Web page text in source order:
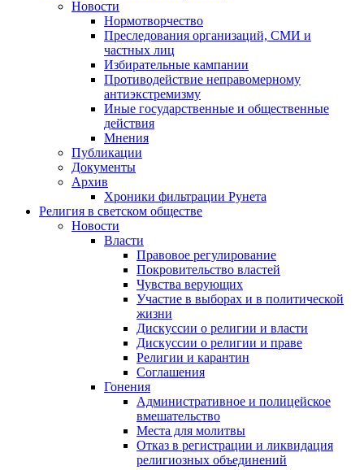
Новости
Нормотворчество
Преследования организаций, СМИ и
частных лиц
Избирательные кампании
Противодействие неправомерному
антиэкстремизму
Иные государственные и общественные
действия
Мнения
Публикации
Документы
Архив
Хроники фильтрации Рунета
Религия в светском обществе
Новости
Власти
Правовое регулирование
Покровительство властей
Чувства верующих
Участие в выборах и в политической
жизни
Дискуссии о религии и власти
Дискуссии о религии и праве
Религии и карантин
Соглашения
Гонения
Административное и полицейское
вмешательство
Места для молитвы
Отказ в регистрации и ликвидация
религиозных объединений